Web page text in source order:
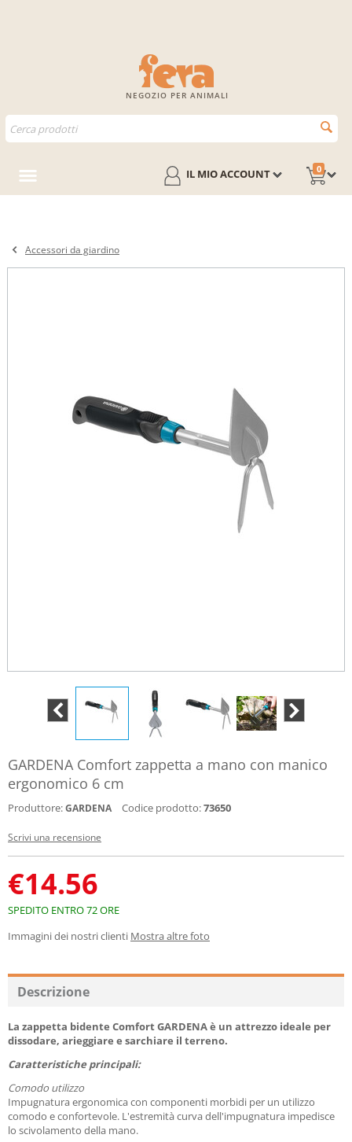
NEGOZIO PER ANIMALI
0
IL MIO ACCOUNT
Accessori da giardino
GARDENA Comfort zappetta a mano con manico
ergonomico 6 cm
Produttore:GARDENA Codice prodotto:73650
Scrivi una recensione
€14.56
SPEDITO ENTRO 72 ORE
Immagini dei nostri clienti Mostra altre foto
Descrizione
La zappetta bidente Comfort GARDENA è un attrezzo ideale per
dissodare, arieggiare e sarchiare il terreno.
Caratteristiche principali:
Comodo utilizzo
Impugnatura ergonomica con componenti morbidi per un utilizzo
comodo e confortevole. L'estremità curva dell'impugnatura impedisce
lo scivolamento della mano.